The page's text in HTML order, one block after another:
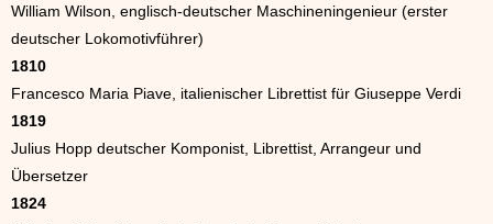
William Wilson, englisch-deutscher Maschineningenieur (erster
deutscher Lokomotivführer)
1810
Francesco Maria Piave, italienischer Librettist für Giuseppe Verdi
1819
Julius Hopp deutscher Komponist, Librettist, Arrangeur und
Übersetzer
1824